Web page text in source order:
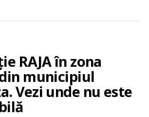
RAJA în zona
municipiul
Vezi unde nu este